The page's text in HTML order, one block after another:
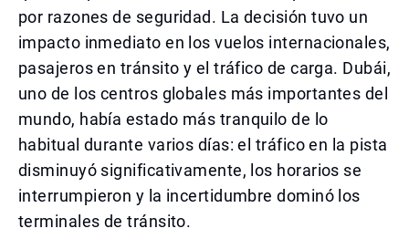
por razones de seguridad. La decisión tuvo un
impacto inmediato en los vuelos internacionales,
pasajeros en tránsito y el tráfico de carga. Dubái,
uno de los centros globales más importantes del
mundo, había estado más tranquilo de lo
habitual durante varios días: el tráfico en la pista
disminuyó significativamente, los horarios se
interrumpieron y la incertidumbre dominó los
terminales de tránsito.